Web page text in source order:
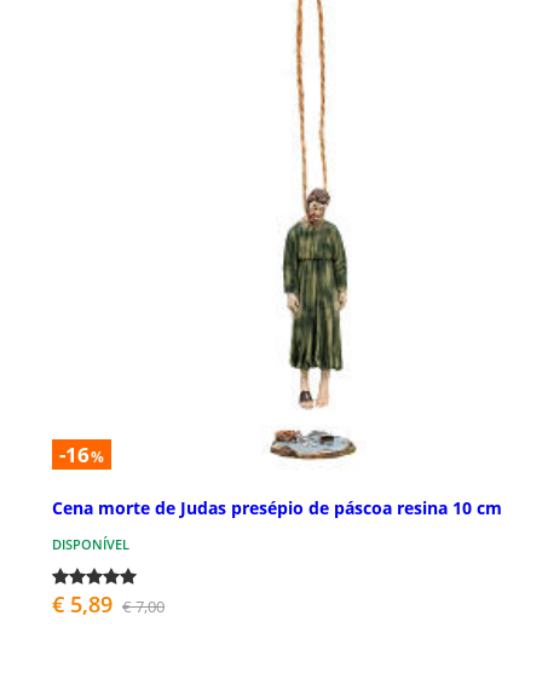
-16%
Cena morte de Judas presépio de páscoa resina 10 cm
DISPONÍVEL
€ 5,89 € 7,00